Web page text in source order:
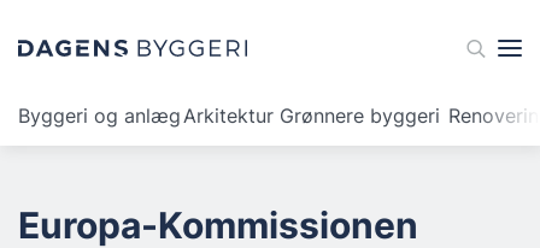
Byggeri og anlægArkitektur Grønnere byggeri
Europa-Kommissionen